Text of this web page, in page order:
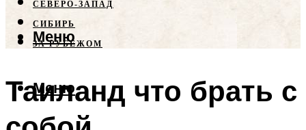
СЕВЕРО-ЗАПАД
СИБИРЬ
ЗА РУБЕЖОМ
Меню
Меню
Таиланд что брать с